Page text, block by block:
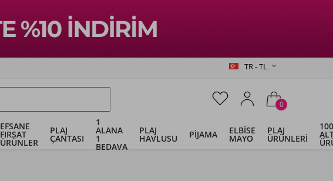
TR - TL
0
EFSANE
FIRSAT
ÜRÜNLER
PLAJ
ÇANTASI
1
ALANA
1
BEDAVA
PLAJ
HAVLUSU PİJAMA ELBİSE
MAYO
PLAJ
ÜRÜNLERİ